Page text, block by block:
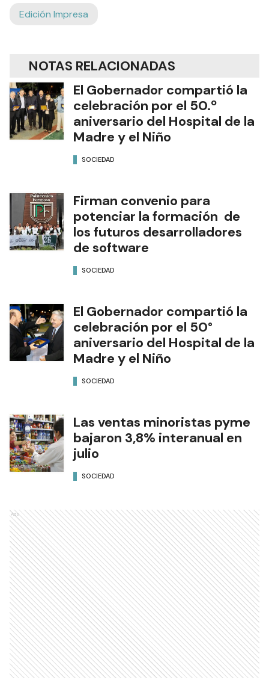
Edición Impresa
NOTAS RELACIONADAS
El Gobernador compartió la
celebración por el 50.º
aniversario del Hospital de la
Madre y el Niño
SOCIEDAD
Firman convenio para
potenciar la formación de
los futuros desarrolladores
de software
SOCIEDAD
El Gobernador compartió la
celebración por el 50°
aniversario del Hospital de la
Madre y el Niño
SOCIEDAD
Las ventas minoristas pyme
bajaron 3,8% interanual en
julio
SOCIEDAD
Ads